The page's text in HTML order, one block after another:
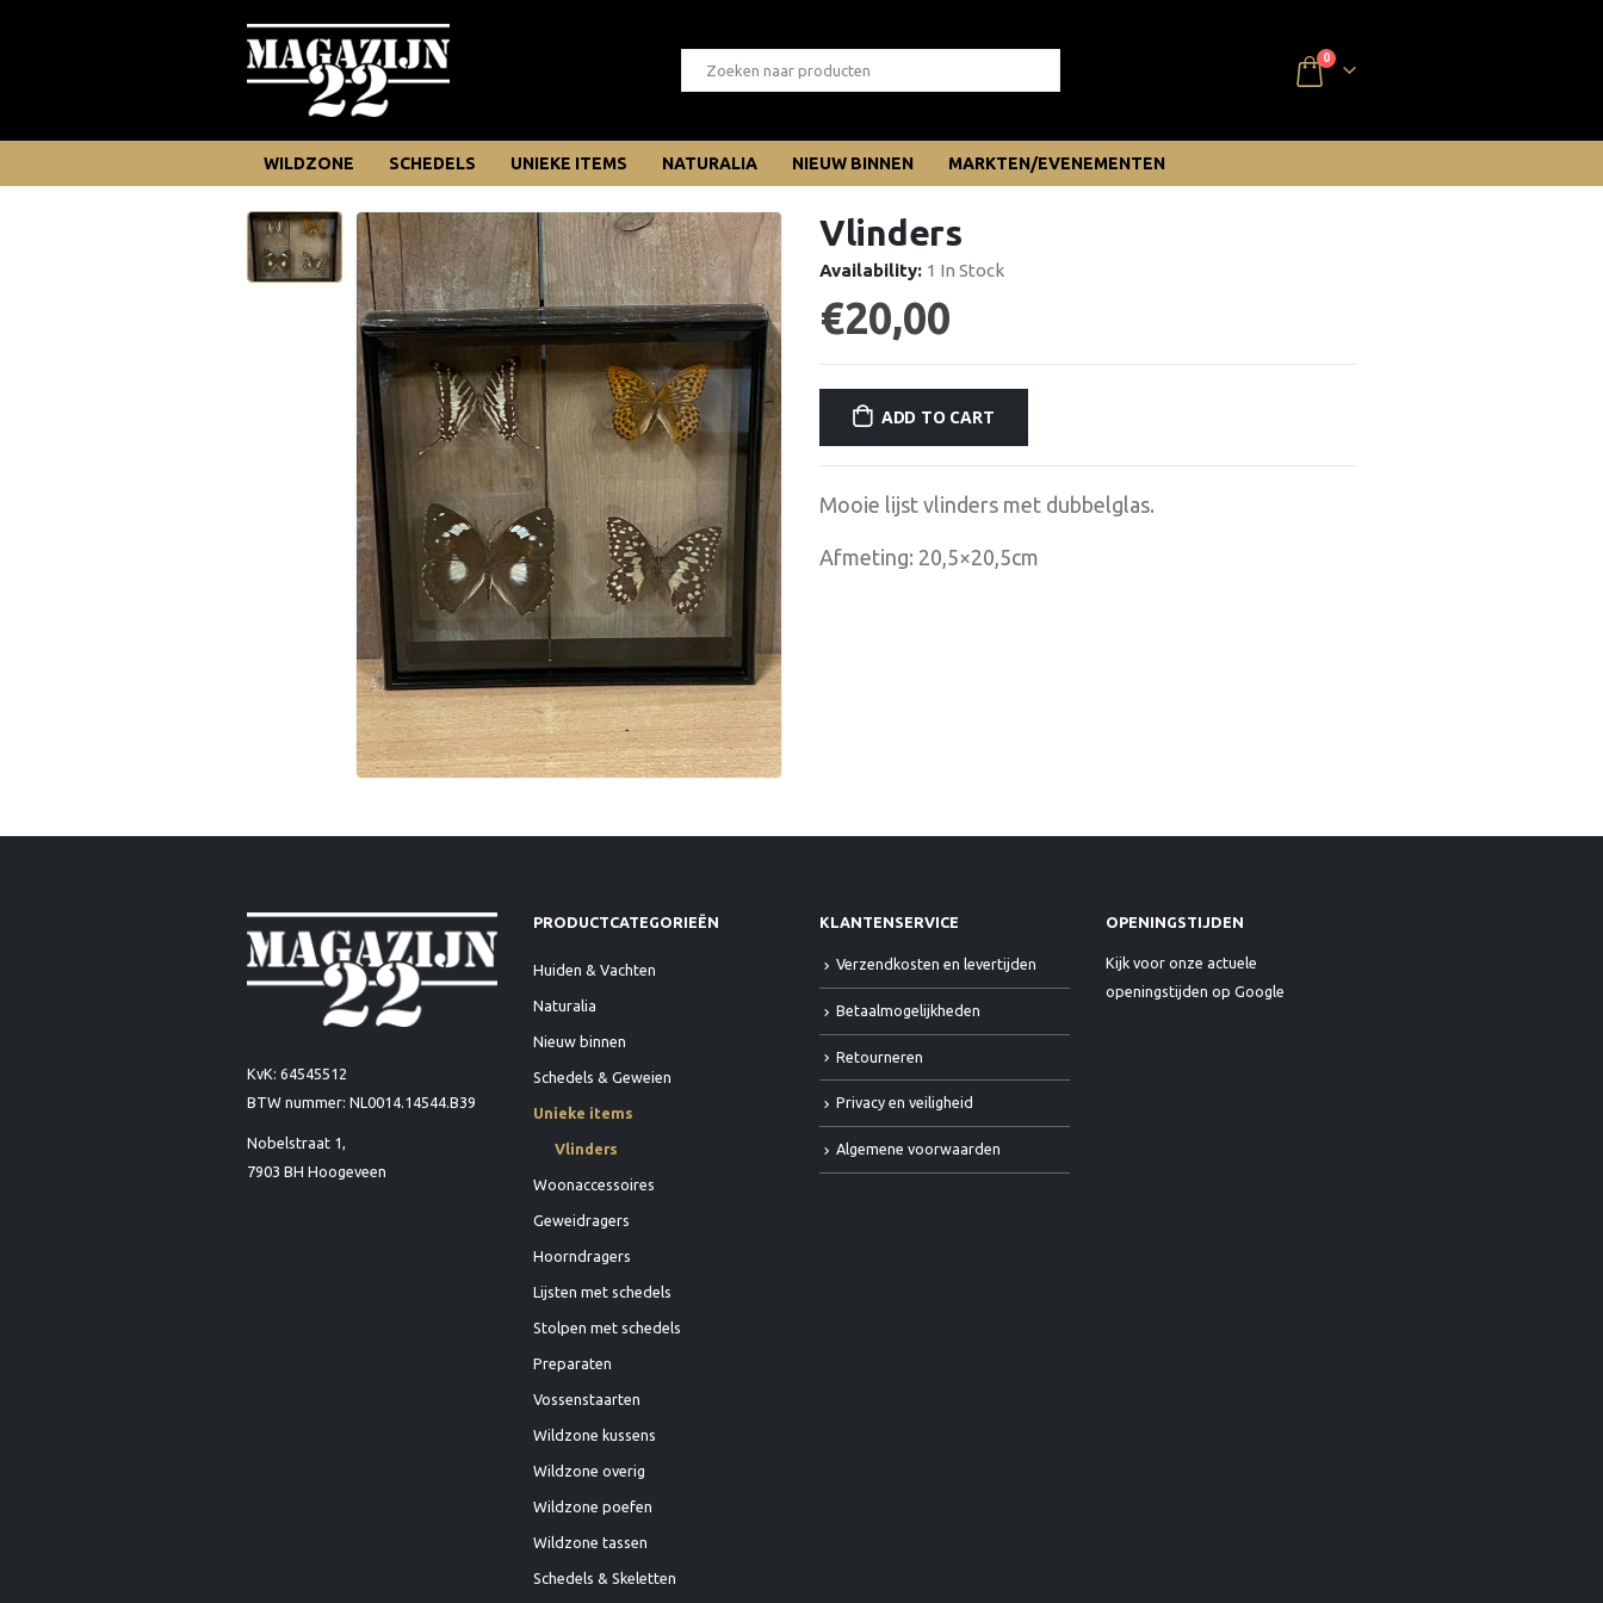
0
WILDZONE SCHEDELS UNIEKE ITEMS NATURALIA NIEUW BINNEN MARKTEN/EVENEMENTEN
Vlinders
Availability: 1 In Stock
€20,00
ADD TO CART
Mooie lijst vlinders met dubbelglas.
Afmeting: 20,5×20,5cm
KvK: 64545512
BTW nummer: NL0014.14544.B39
Nobelstraat 1,
7903 BH Hoogeveen
PRODUCTCATEGORIEËN
Huiden & Vachten
Naturalia
Nieuw binnen
Schedels & Geweien
Unieke items
Vlinders
Woonaccessoires
Geweidragers
Hoorndragers
Lijsten met schedels
Stolpen met schedels
Preparaten
Vossenstaarten
Wildzone kussens
Wildzone overig
Wildzone poefen
Wildzone tassen
Schedels & Skeletten
KLANTENSERVICE
Verzendkosten en levertijden
Betaalmogelijkheden
Retourneren
Privacy en veiligheid
Algemene voorwaarden
OPENINGSTIJDEN
Kijk voor onze actuele
openingstijden op Google